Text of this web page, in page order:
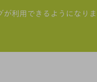
利用できるようになり